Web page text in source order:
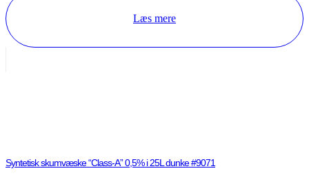
Læs mere
Syntetisk skumvæske “Class-A” 0,5% i 25L dunke #9071